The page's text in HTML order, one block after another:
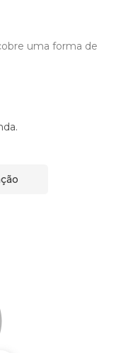
uma forma de